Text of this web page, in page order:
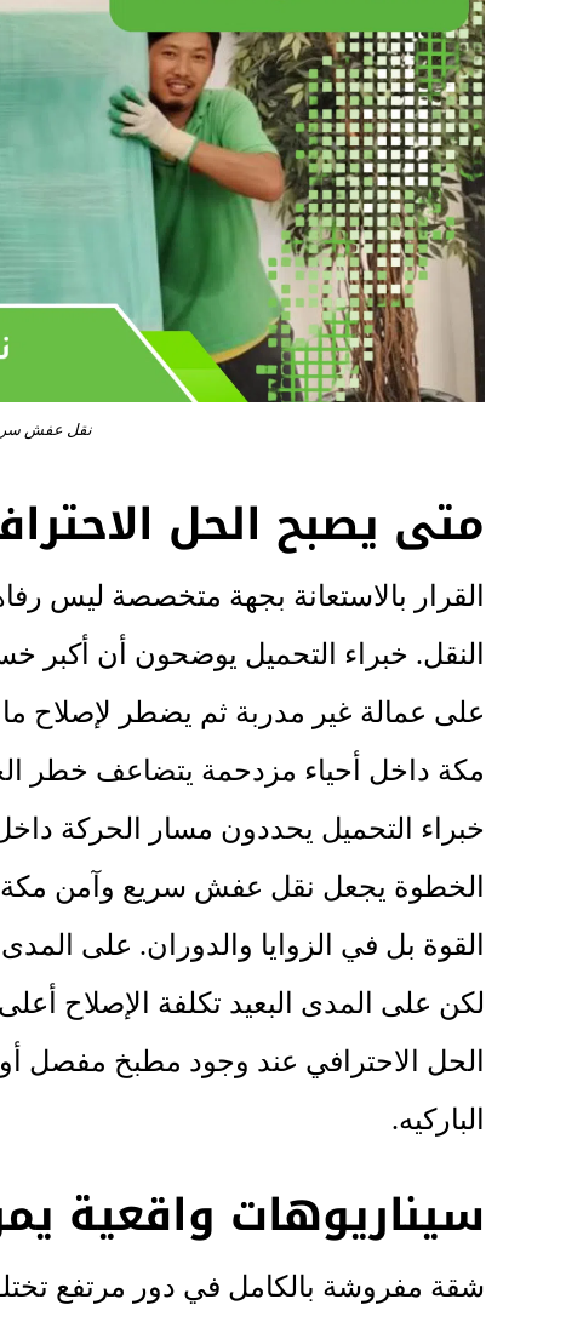
نقل عفش
متى يصبح الحل
القرار بالاستعانة بجهة متخصصة ليس
النقل. خبراء التحميل يوضحون أن أكبر
على عمالة غير مدربة ثم يضطر
مكة داخل أحياء مزدحمة يتضاعف خطر
خبراء التحميل يحددون مسار الحركة
الخطوة يجعل نقل عفش سريع وآمن مكة
القوة بل في الزوايا والدوران. على
لكن على المدى البعيد تكلفة الإصلاح
الحل الاحترافي عند وجود مطبخ مفصل
الباركيه.
سيناريوهات واقعية
شقة مفروشة بالكامل في دور مرتفع